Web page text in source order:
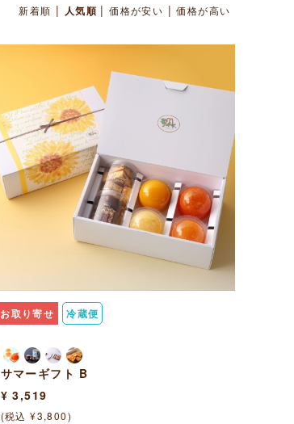
新着順 | 人気順 |価格が安い |価格が高い
お取り寄せ 冷蔵便
サマーギフト B
¥ 3,519
(税込 ¥3,800)